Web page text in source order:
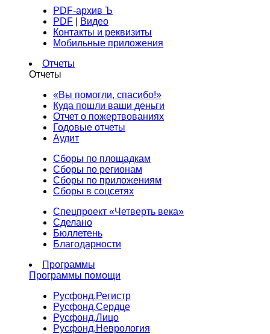
PDF-архив Ъ
PDF
Видео
Контакты и реквизиты
Мобильные приложения
Отчеты
Отчеты
«Вы помогли, спасибо!»
Куда пошли ваши деньги
Отчет о пожертвованиях
Годовые отчеты
Аудит
Сборы по площадкам
Сборы по регионам
Сборы по приложениям
Сборы в соцсетях
Спецпроект «Четверть века»
Сделано
Бюллетень
Благодарности
Программы
Программы помощи
Русфонд.Регистр
Русфонд.Сердце
Русфонд.Лицо
Русфонд.Неврология